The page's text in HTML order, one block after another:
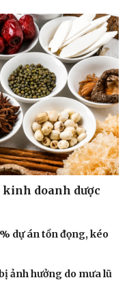
kinh doanh dược
dự án tồn đọng, kéo
ảnh hưởng do mưa lũ